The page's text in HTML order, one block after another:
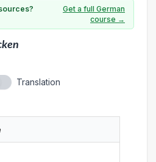
Get a full German
course →
Translation